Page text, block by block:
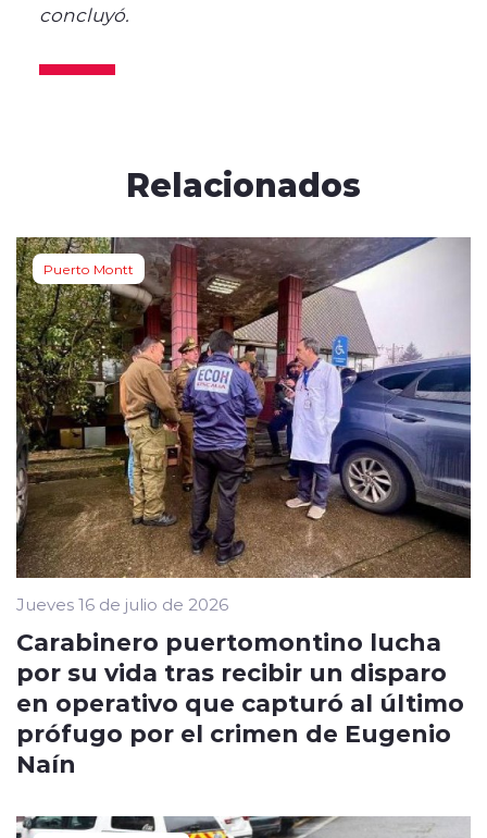
concluyó.
Relacionados
Puerto Montt
Jueves 16 de julio de 2026
Carabinero puertomontino lucha
por su vida tras recibir un disparo
en operativo que capturó al último
prófugo por el crimen de Eugenio
Naín